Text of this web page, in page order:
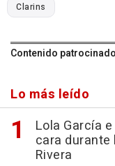
Clarins
Contenido patrocinado
Lo más leído
Lola García
cara
Rivera